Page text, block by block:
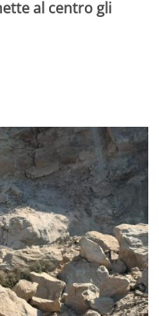
al centro gli